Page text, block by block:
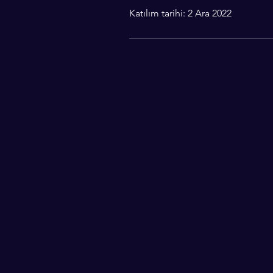
Katılım tarihi: 2 Ara 2022